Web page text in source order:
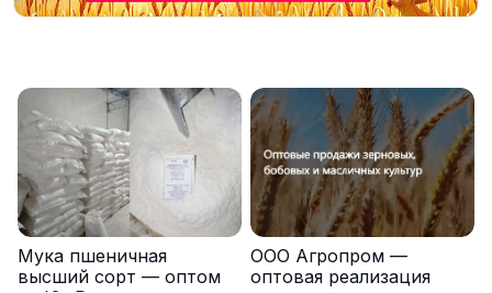
Мука пшеничная
высший сорт — оптом
ООО Агропром —
оптовая реализация